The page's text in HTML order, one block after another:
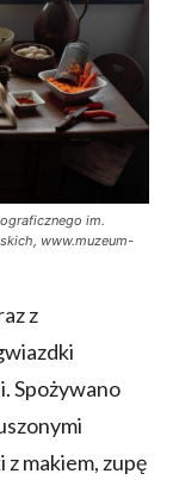
im.
www.muzeum-
z
Spożywano
z makiem, zupę